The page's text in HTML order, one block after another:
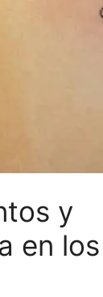
y
en los